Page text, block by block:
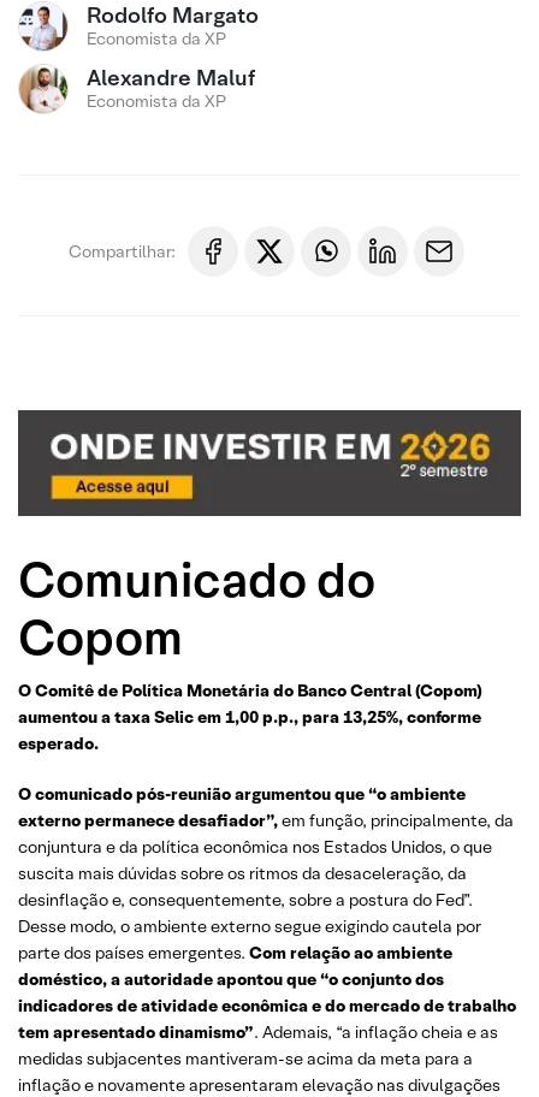
Rodolfo Margato
Economista da XP
Alexandre Maluf
Economista da XP
Compartilhar:
Comunicado do
Copom
O Comitê de Política Monetária do Banco Central (Copom)
aumentou a taxa Selic em 1,00 p.p., para 13,25%, conforme
esperado.
O comunicado pós-reunião argumentou que “o ambiente
externo permanece desafiador”,em função, principalmente, da
conjuntura e da política econômica nos Estados Unidos, o que
suscita mais dúvidas sobre os ritmos da desaceleração, da
desinflação e, consequentemente, sobre a postura do Fed”.
Desse modo, o ambiente externo segue exigindo cautela por
parte dos países emergentes. Com relação ao ambiente
doméstico, a autoridade apontou que “o conjunto dos
indicadores de atividade econômica e do mercado de trabalho
tem apresentado dinamismo”. Ademais, “a inflação cheia e as
medidas subjacentes mantiveram-se acima da meta para a
inflação e novamente apresentaram elevação nas divulgações